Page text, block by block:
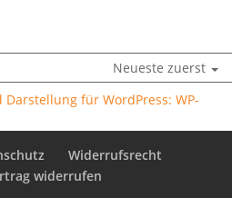
Neueste zuerst
für WordPress: WP-
Widerrufsrecht
widerrufen